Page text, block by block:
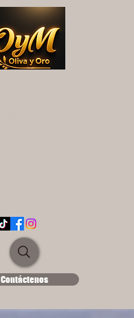
Contáctenos